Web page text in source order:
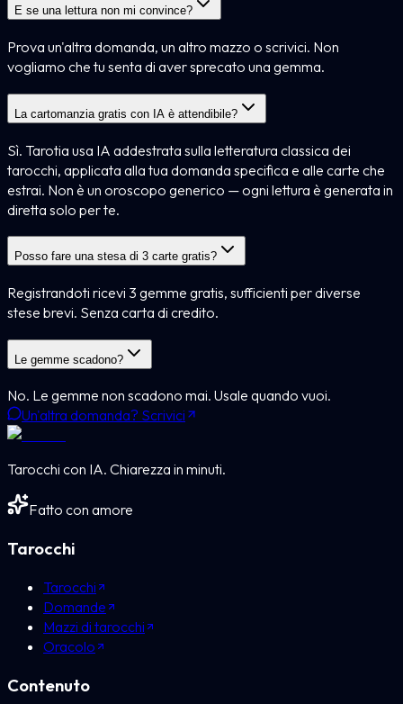
E se una lettura non mi convince?
Prova un'altra domanda, un altro mazzo o scrivici. Non
vogliamo che tu senta di aver sprecato una gemma.
La cartomanzia gratis con IA è attendibile?
Sì. Tarotia usa IA addestrata sulla letteratura classica dei
tarocchi, applicata alla tua domanda specifica e alle carte che
estrai. Non è un oroscopo generico — ogni lettura è generata in
diretta solo per te.
Posso fare una stesa di 3 carte gratis?
Registrandoti ricevi 3 gemme gratis, sufficienti per diverse
stese brevi. Senza carta di credito.
Le gemme scadono?
No. Le gemme non scadono mai. Usale quando vuoi.
Un'altra domanda? Scrivici
Tarocchi con IA. Chiarezza in minuti.
Fatto con amore
Tarocchi
Tarocchi
Domande
Mazzi di tarocchi
Oracolo
Contenuto